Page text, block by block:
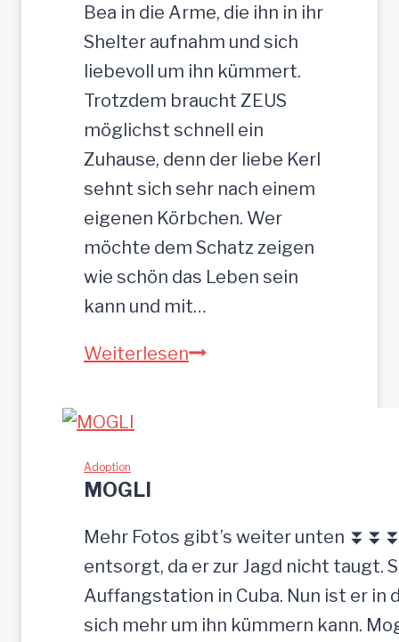
Bea in die Arme, die ihn in ihr
Shelter aufnahm und sich
liebevoll um ihn kümmert.
Trotzdem braucht ZEUS
möglichst schnell ein
Zuhause, denn der liebe Kerl
sehnt sich sehr nach einem
eigenen Körbchen. Wer
möchte dem Schatz zeigen
wie schön das Leben sein
kann und mit…
WeiterlesenZEUS
Adoption
MOGLI
Mehr Fotos gibt’s weiter unten
entsorgt, da er zur Jagd nicht taugt.
Auffangstation in Cuba. Nun ist er in
sich mehr um ihn kümmern kann.